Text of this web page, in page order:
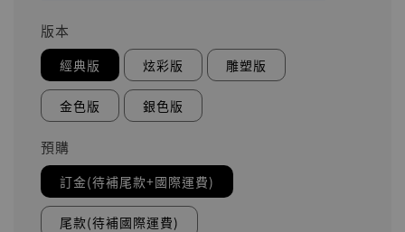
版本
經典版 炫彩版 雕塑版
金色版 銀色版
預購
訂金(待補尾款+國際運費)
尾款(待補國際運費)